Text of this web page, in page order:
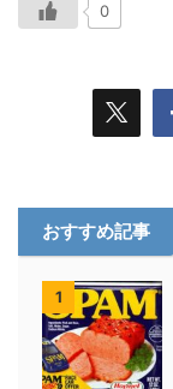
0
おすすめ記事
1